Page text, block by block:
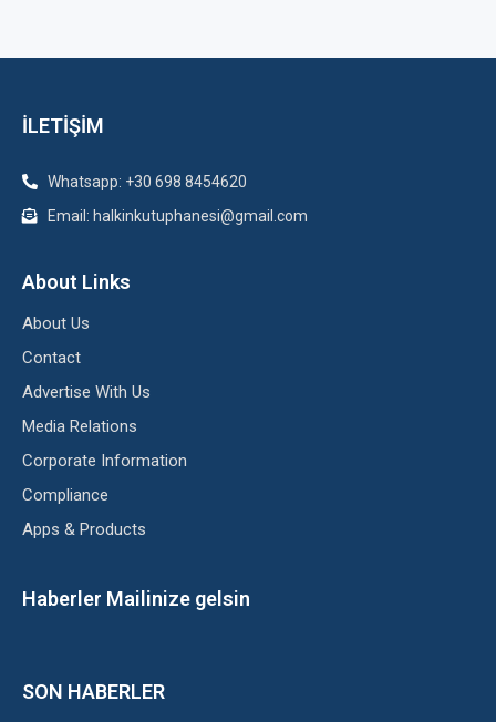
İLETİŞİM
Whatsapp: +30 698 8454620
Email: halkinkutuphanesi@gmail.com
About Links
About Us
Contact
Advertise With Us
Media Relations
Corporate Information
Compliance
Apps & Products
Haberler Mailinize gelsin
SON HABERLER